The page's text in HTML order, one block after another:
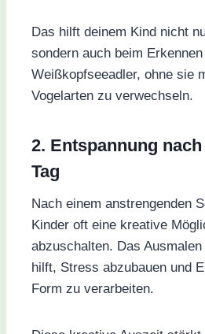
Das hilft deinem Kind nicht
sondern auch beim
Weißkopfseeadler, ohne sie
Vogelarten zu verwechseln.
2. Entspannung
Tag
Nach einem anstrengenden
Kinder oft eine kreative
abzuschalten. Das
hilft, Stress abzubauen und
Form zu verarbeiten.